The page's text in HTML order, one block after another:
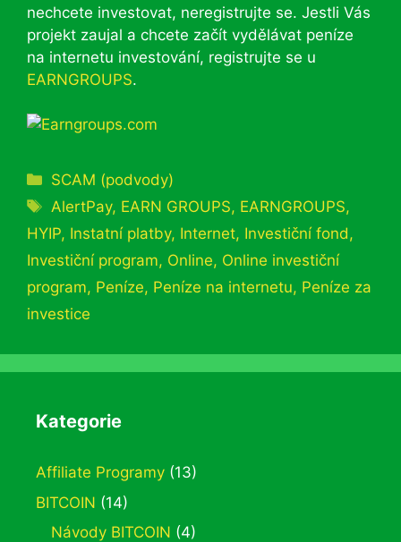
nechcete investovat, neregistrujte se. Jestli Vás
projekt zaujal a chcete začít vydělávat peníze
na internetu investování, registrujte se u
EARNGROUPS.
Rubriky
SCAM (podvody)
Štítky
AlertPay, EARN GROUPS, EARNGROUPS,
HYIP, Instatní platby, Internet, Investiční fond,
Investiční program, Online, Online investiční
program, Peníze, Peníze na internetu, Peníze za
investice
Kategorie
Affiliate Programy (13)
BITCOIN (14)
Návody BITCOIN (4)